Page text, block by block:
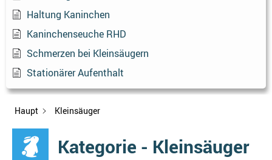
Haltung Kaninchen
Kaninchenseuche RHD
Schmerzen bei Kleinsäugern
Stationärer Aufenthalt
Haupt Kleinsäuger
Kategorie - Kleinsäuger